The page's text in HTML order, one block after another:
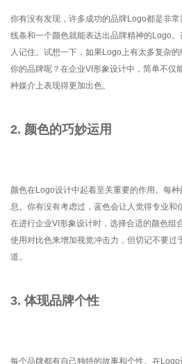
你有没有发现，许多成功的品牌Logo都是非
线条和一个颜色就能表达出品牌精神的Logo
人记住。试想一下，如果Logo上有太多复杂
你的品牌呢？在企业VI形象设计中，简单不仅
种媒介上表现得更加出色。
2. 颜色的巧妙运用
颜色在Logo设计中起着至关重要的作用。每
息。你有没有考虑过，蓝色会让人觉得专业和
在进行企业VI形象设计时，选择合适的颜色组
使用对比色来增加视觉冲击力，但切记不要过
道。
3. 体现品牌个性
每个品牌都有自己独特的故事和个性。在